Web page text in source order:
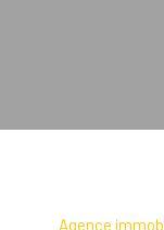
Agence